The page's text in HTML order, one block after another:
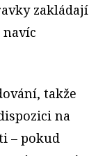
zakládají
takže
na
– pokud